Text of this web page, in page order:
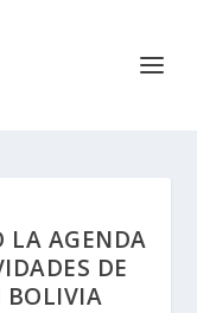
LA AGENDA
DE
BOLIVIA